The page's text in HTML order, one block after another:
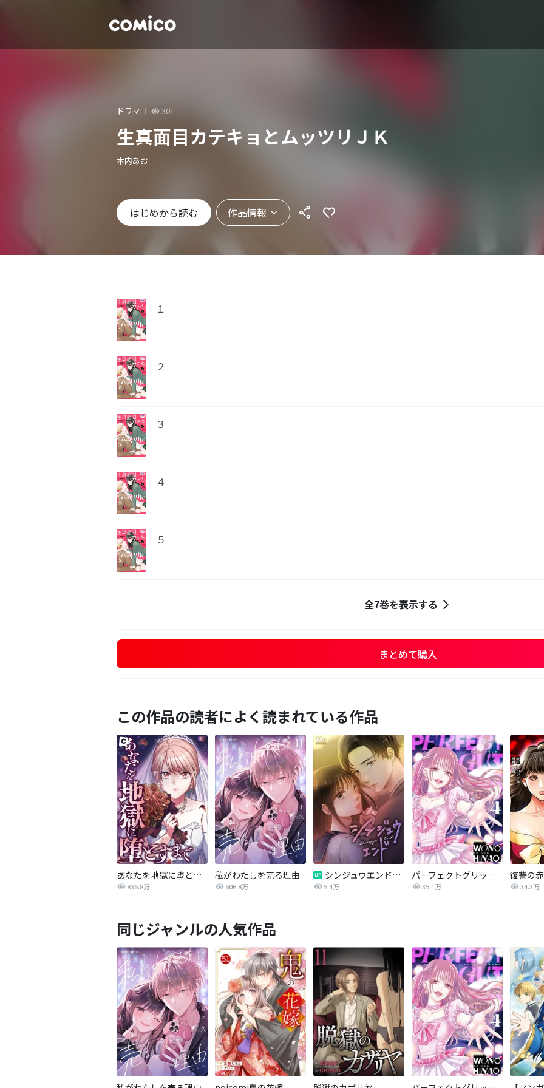
ドラマ 301
生真面目カテキョとムッツリＪＫ
木内あお
はじめから読む 作品情報
１
２
３
４
５
全7巻を表示する
まとめて購入
この作品の読者によく読まれている作品
あなたを地獄に堕とすまで
836.8万
私がわたしを売る理由
606.8万
シンジュウエンド【タテヨミ】
5.4万
パーフェクトグリッター
35.1万 34.3万
同じジャンルの人気作品